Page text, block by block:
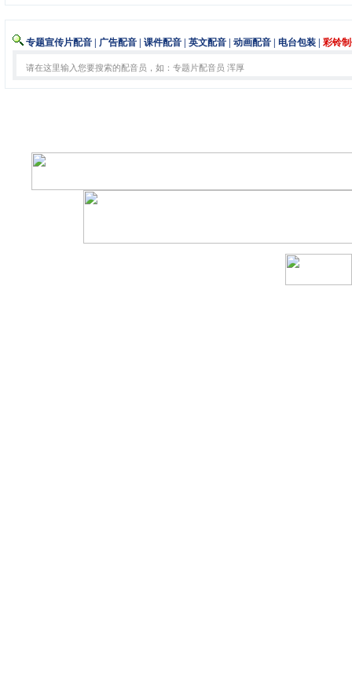
专题宣传片配音 广告配音 课件配音 英文配音 动画配音 电台包装 彩铃